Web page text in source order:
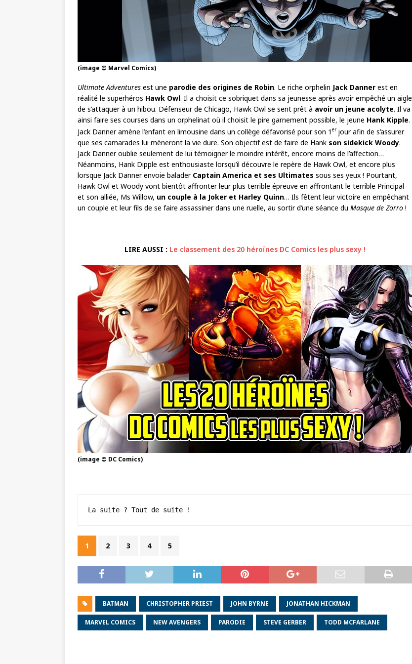
(image © Marvel Comics)
Ultimate Adventures est une parodie des origines de Robin. Le riche orphelin Jack Danner est en
réalité le superhéros Hawk Owl. Il a choisit ce sobriquet dans sa jeunesse après avoir empêché un aigle
de s’attaquer à un hibou. Défenseur de Chicago, Hawk Owl se sent prêt à avoir un jeune acolyte. Il va
ainsi faire ses courses dans un orphelinat où il choisit le pire garnement possible, le jeune Hank Kipple.
Jack Danner amène l’enfant en limousine dans un collège défavorisé pour son 1 er jour afin de s’assurer
que ses camarades lui mèneront la vie dure. Son objectif est de faire de Hank son sidekick Woody.
Jack Danner oublie seulement de lui témoigner le moindre intérêt, encore moins de l’affection…
Néanmoins, Hank Dipple est enthousiaste lorsqu’il découvre le repère de Hawk Owl, et encore plus
lorsque Jack Danner envoie balader Captain America et ses Ultimates sous ses yeux ! Pourtant,
Hawk Owl et Woody vont bientôt affronter leur plus terrible épreuve en affrontant le terrible Principal
et son alliée, Ms Willow, un couple à la Joker et Harley Quinn… Ils fêtent leur victoire en empêchant
un couple et leur fils de se faire assassiner dans une ruelle, au sortir d’une séance du Masque de Zorro !
LIRE AUSSI : Le classement des 20 héroïnes DC Comics les plus sexy !
(image © DC Comics)
La suite ? Tout de suite !
1 2 3 4 5
BATMAN CHRISTOPHER PRIEST JOHN BYRNE JONATHAN HICKMAN
MARVEL COMICS NEW AVENGERS PARODIE STEVE GERBER TODD MCFARLANE